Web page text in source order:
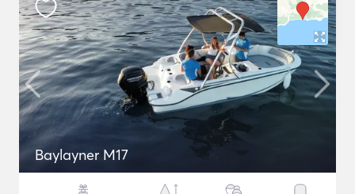
Baylayner M17